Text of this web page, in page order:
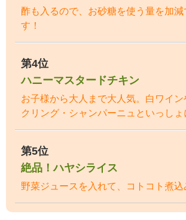
酢も入るので、お砂糖を使う量を加減
す！
第4位
ハニーマスタードチキン
お子様から大人まで大人気。白ワイン
クリング・シャンパーニュといっしょ
第5位
絶品！ハヤシライス
野菜ジュースを入れて、コトコト煮込